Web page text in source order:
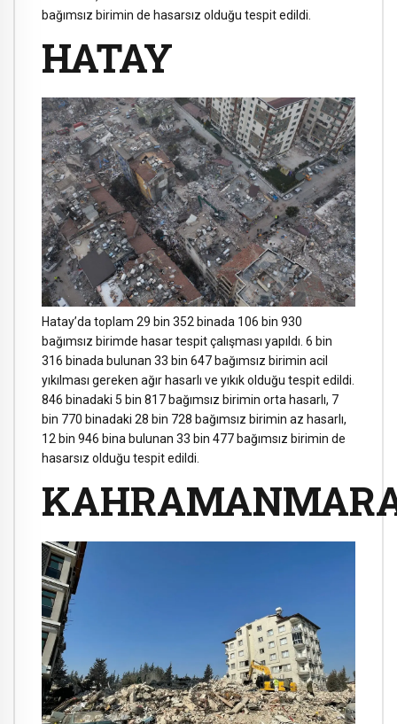
bağımsız birimin de hasarsız olduğu tespit edildi.
HATAY
Hatay’da toplam 29 bin 352 binada 106 bin 930
bağımsız birimde hasar tespit çalışması yapıldı. 6 bin
316 binada bulunan 33 bin 647 bağımsız birimin acil
yıkılması gereken ağır hasarlı ve yıkık olduğu tespit edildi.
846 binadaki 5 bin 817 bağımsız birimin orta hasarlı, 7
bin 770 binadaki 28 bin 728 bağımsız birimin az hasarlı,
12 bin 946 bina bulunan 33 bin 477 bağımsız birimin de
hasarsız olduğu tespit edildi.